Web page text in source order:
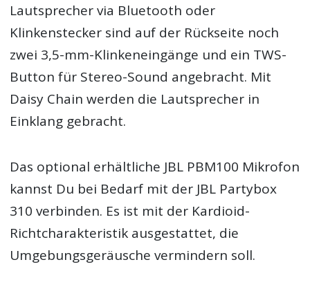
Lautsprecher via Bluetooth oder
Klinkenstecker sind auf der Rückseite noch
zwei 3,5-mm-Klinkeneingänge und ein TWS-
Button für Stereo-Sound angebracht. Mit
Daisy Chain werden die Lautsprecher in
Einklang gebracht.
Das optional erhältliche JBL PBM100 Mikrofon
kannst Du bei Bedarf mit der JBL Partybox
310 verbinden. Es ist mit der Kardioid-
Richtcharakteristik ausgestattet, die
Umgebungsgeräusche vermindern soll.